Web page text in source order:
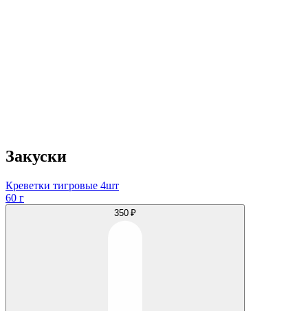
Закуски
Креветки тигровые 4шт
60 г
350 ₽